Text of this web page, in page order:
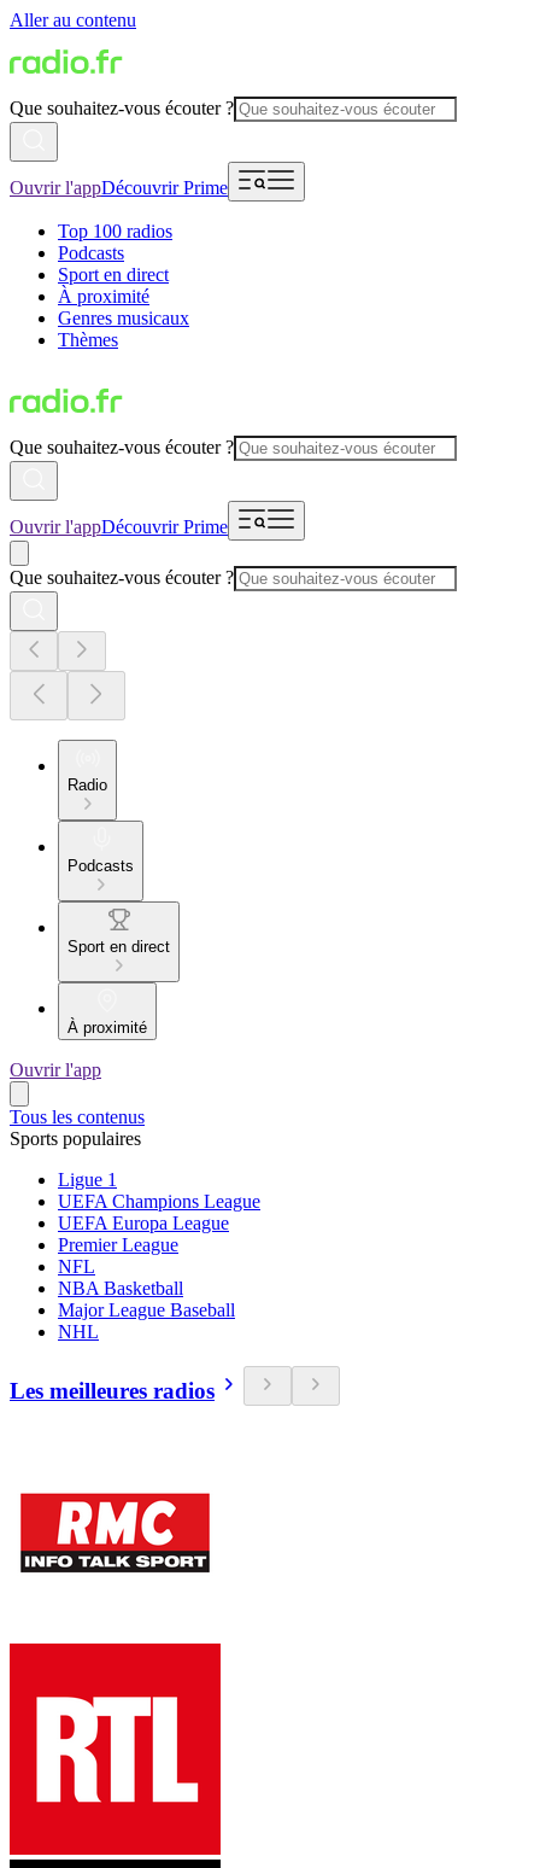
Aller au contenu
Que souhaitez-vous écouter ?
Ouvrir l'appDécouvrir Prime
Top 100 radios
Podcasts
Sport en direct
À proximité
Genres musicaux
Thèmes
Que souhaitez-vous écouter ?
Ouvrir l'appDécouvrir Prime
Que souhaitez-vous écouter ?
Radio
Podcasts
Sport en direct
À proximité
Ouvrir l'app
Tous les contenus
Sports populaires
Ligue 1
UEFA Champions League
UEFA Europa League
Premier League
NFL
NBA Basketball
Major League Baseball
NHL
Les meilleures radios